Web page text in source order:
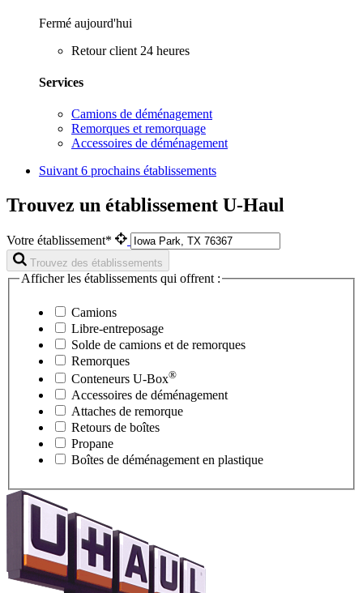
Fermé aujourd'hui
Retour client 24 heures
Services
Camions de déménagement
Remorques et remorquage
Accessoires de déménagement
Suivant 6 prochains établissements
Trouvez un établissement U-Haul
Votre établissement*
Trouvez des établissements
Afficher les établissements qui offrent :
Camions
Libre-entreposage
Solde de camions et de remorques
Remorques
Conteneurs U-Box®
Accessoires de déménagement
Attaches de remorque
Retours de boîtes
Propane
Boîtes de déménagement en plastique